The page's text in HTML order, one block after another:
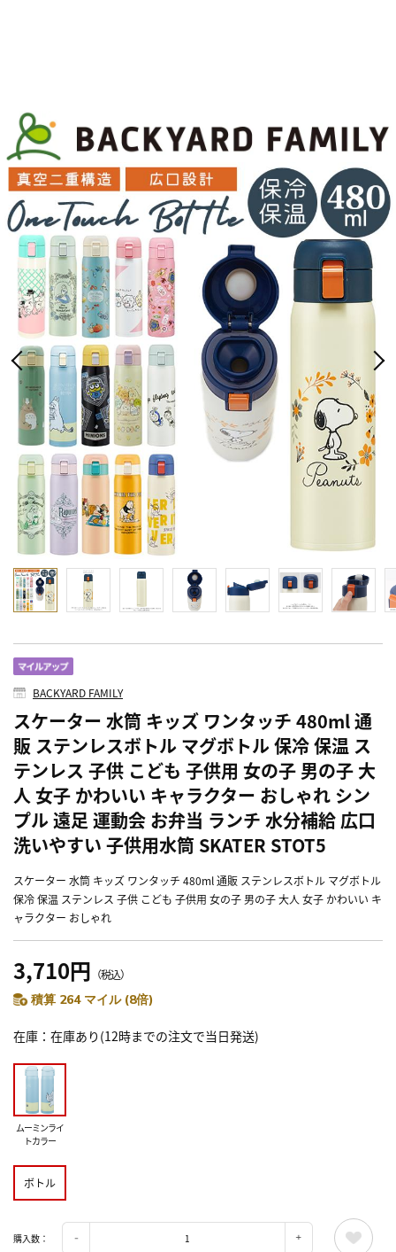
BACKYARD FAMILY
スケーター 水筒 キッズ ワンタッチ 480ml 通
販 ステンレスボトル マグボトル 保冷 保温 ス
テンレス 子供 こども 子供用 女の子 男の子 大
人 女子 かわいい キャラクター おしゃれ シン
プル 遠足 運動会 お弁当 ランチ 水分補給 広口
洗いやすい 子供用水筒 SKATER STOT5
スケーター 水筒 キッズ ワンタッチ 480ml 通販 ステンレスボトル マグボトル
保冷 保温 ステンレス 子供 こども 子供用 女の子 男の子 大人 女子 かわいい キ
ャラクター おしゃれ
3,710円 （税込）
積算 264 マイル (8倍)
在庫 在庫あり(12時までの注文で当日発送)
ムーミンライ
トカラー
ボトル
購入数：